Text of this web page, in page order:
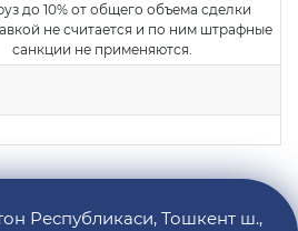
до 10% от общего объема сделки
не считается и по ним штрафные
санкции не применяются.
Республикаси, Тошкент ш.,